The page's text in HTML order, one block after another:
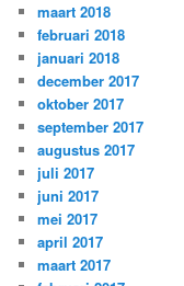
maart 2018
februari 2018
januari 2018
december 2017
oktober 2017
september 2017
augustus 2017
juli 2017
juni 2017
mei 2017
april 2017
maart 2017